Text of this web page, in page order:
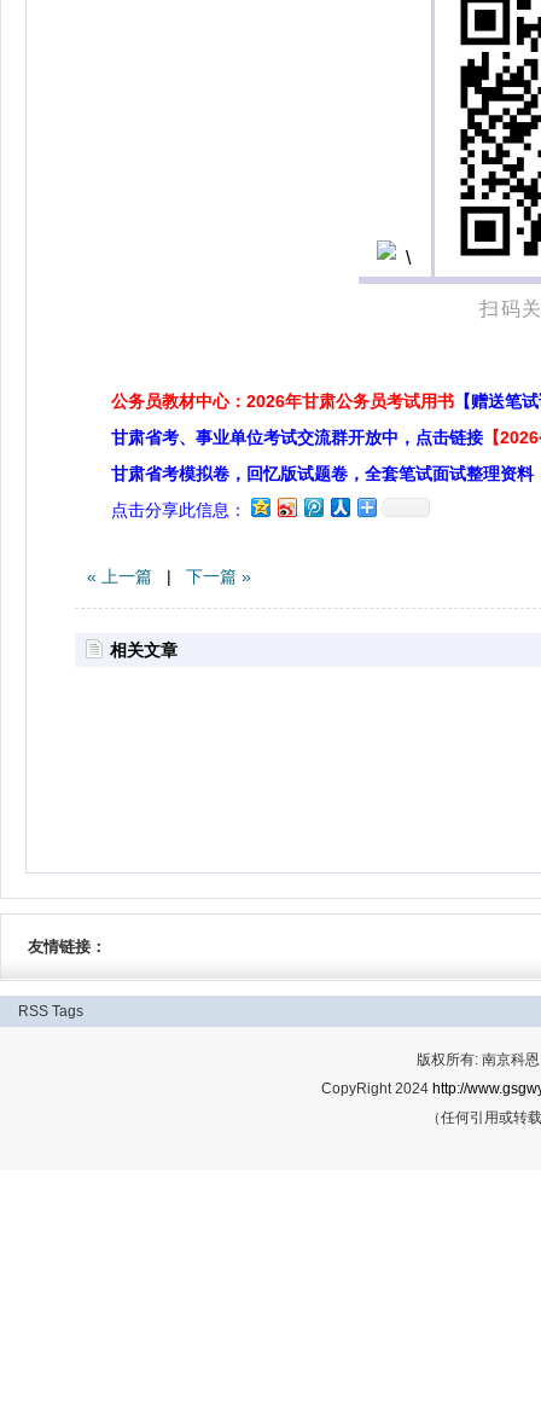
扫码
公务员教材中心：2026年甘肃公务员考试用书 【赠送笔
甘肃省考、事业单位考试交流群开放中，点击链接 【
甘肃省考模拟卷，回忆版试题卷，全套笔试面试整理资料
点击分享此信息：
« 上一篇 | 下一篇 »
相关文章
友情链接：
RSS Tags
版权所有: 南京科
CopyRight 2024 http://
（任何引用或转